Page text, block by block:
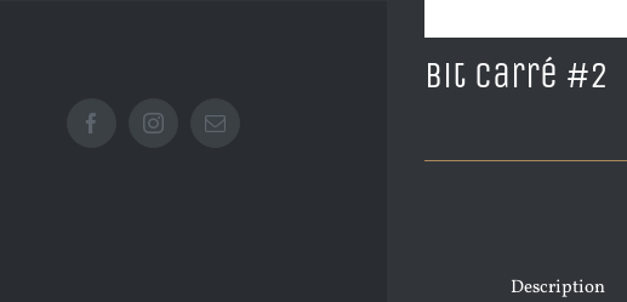
FacebookInstagramEmail
Bit Carré #2
Description